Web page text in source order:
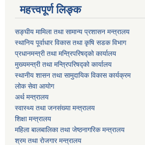
महत्त्वपूर्ण लिङ्क
सङ्घीय मामिला तथा सामान्य प्रशासन मन्त्रालय
स्थानिय पूर्वाधार विकास तथा कृषि सडक विभाग
प्रधानमन्त्री तथा मन्त्रिपरिषद्को कार्यालय
मुख्यमन्त्री तथा मन्त्रिपरिषद्को कार्यालय
स्थानीय शासन तथा सामुदायिक विकास कार्यक्रम
लोक सेवा आयोग
अर्थ मन्त्रालय
स्वास्थ्य तथा जनस‌ंख्या मन्त्रालय
शिक्षा मन्त्रालय
महिला बालबालिका तथा जेष्ठनागरिक मन्त्रालय
श्रम तथा राेजगार मन्त्रालय